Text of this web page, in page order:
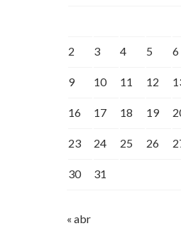
2 3 4 5 6
9 10 11 12
16 17 18 19
23 24 25 26
30 31
« abr